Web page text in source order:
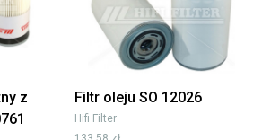
z
Filtr oleju SO 12026
Hifi Filter